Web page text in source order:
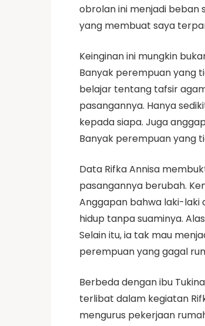
obrolan ini menjadi beban
yang membuat saya
Keinginan ini mungkin
Banyak perempuan yang
belajar tentang tafsir
pasangannya. Hanya
kepada siapa. Juga
Banyak perempuan yang
Data Rifka Annisa
pasangannya berubah.
Anggapan bahwa laki-laki
hidup tanpa suaminya.
Selain itu, ia tak mau
perempuan yang gagal
Berbeda dengan ibu
terlibat dalam kegiatan
mengurus pekerjaan